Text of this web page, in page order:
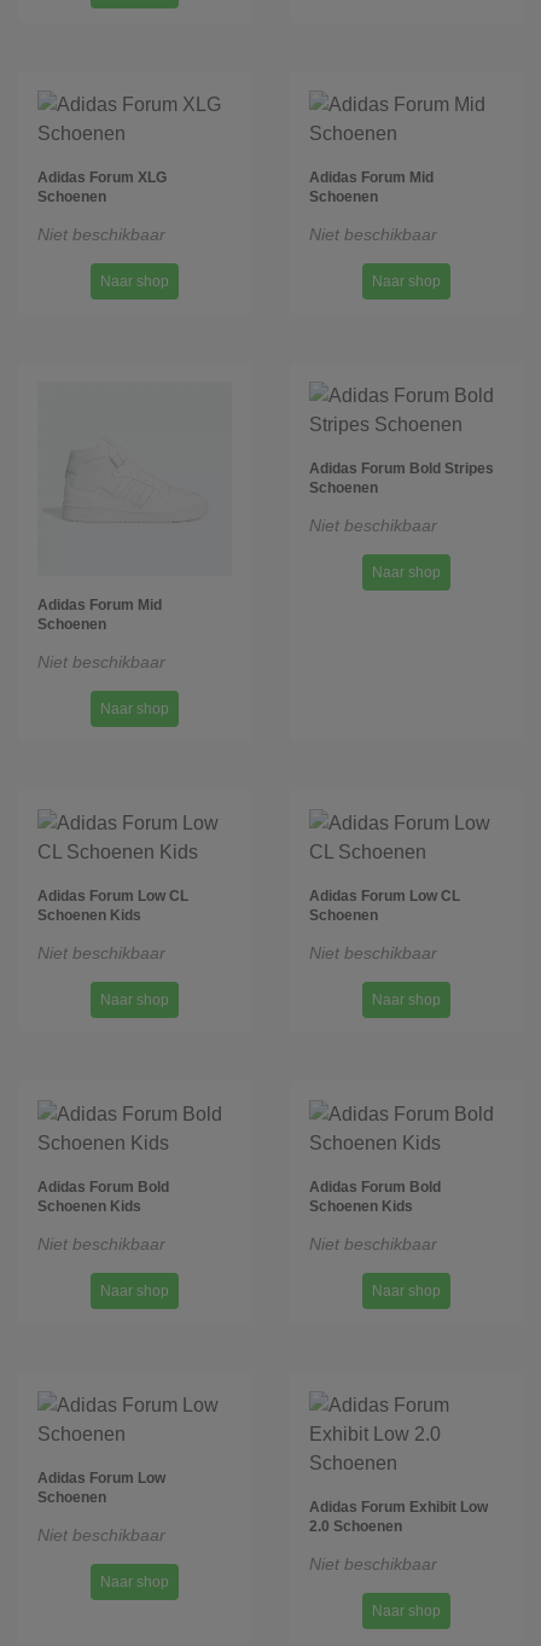
Adidas Forum XLG
Schoenen
Niet beschikbaar
Naar shop
Adidas Forum Mid
Schoenen
Niet beschikbaar
Naar shop
Adidas Forum Mid
Schoenen
Niet beschikbaar
Naar shop
Adidas Forum Bold Stripes
Schoenen
Niet beschikbaar
Naar shop
Adidas Forum Low CL
Schoenen Kids
Niet beschikbaar
Naar shop
Adidas Forum Low CL
Schoenen
Niet beschikbaar
Naar shop
Adidas Forum Bold
Schoenen Kids
Niet beschikbaar
Naar shop
Adidas Forum Bold
Schoenen Kids
Niet beschikbaar
Naar shop
Adidas Forum Low
Schoenen
Niet beschikbaar
Naar shop
Adidas Forum Exhibit Low
2.0 Schoenen
Niet beschikbaar
Naar shop